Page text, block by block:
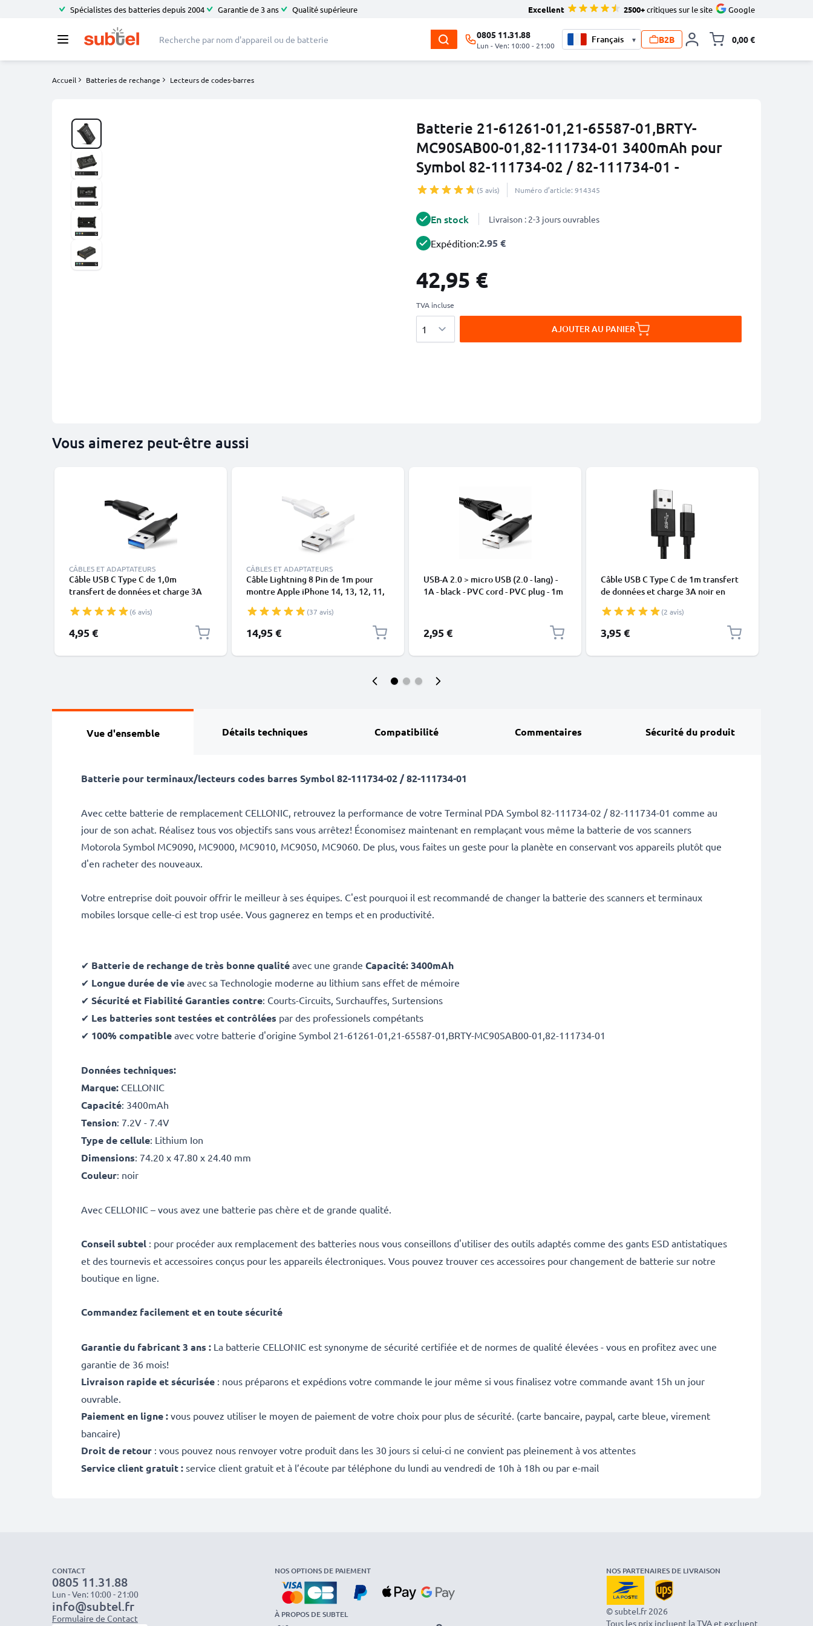
Spécialistes des batteries depuis 2004 Garantie de 3 ans Qualité supérieure Excellent 2500+critiques sur le site Google
0805 11.31.88
Lun - Ven: 10:00 - 21:00
▾ B2B 0,00 €
Accueil Batteries de rechange Lecteurs de codes-barres
Batterie 21-61261-01,21-65587-01,BRTY-
MC90SAB00-01,82-111734-01 3400mAh pour
Symbol 82-111734-02 / 82-111734-01 -
(5 avis) Numéro d’article: 914345
En stock Livraison : 2-3 jours ouvrables
Expédition:2.95 €
42,95 €
TVA incluse
AJOUTER AU PANIER
Vous aimerez peut-être aussi
CÂBLES ET ADAPTATEURS
Câble USB C Type C de 1,0m
transfert de données et charge 3A
(6 avis)
4,95 €
CÂBLES ET ADAPTATEURS
Câble Lightning 8 Pin de 1m pour
montre Apple iPhone 14, 13, 12, 11,
blanc en
(37 avis)
14,95 €
USB-A 2.0 > micro USB (2.0 - lang) -
1A - black - PVC cord - PVC plug - 1m
2,95 €
Câble USB C Type C de 1m transfert
de données et charge 3A noir en
(2 avis)
3,95 €
Vue d'ensemble Détails techniques Compatibilité Commentaires Sécurité du produit
Batterie pour terminaux/lecteurs codes barres Symbol 82-111734-02 / 82-111734-01
Avec cette batterie de remplacement CELLONIC, retrouvez la performance de votre Terminal PDA Symbol 82-111734-02 / 82-111734-01 comme au
jour de son achat. Réalisez tous vos objectifs sans vous arrêtez! Économisez maintenant en remplaçant vous même la batterie de vos scanners
Motorola Symbol MC9090, MC9000, MC9010, MC9050, MC9060. De plus, vous faites un geste pour la planète en conservant vos appareils plutôt que
d'en racheter des nouveaux.
Votre entreprise doit pouvoir offrir le meilleur à ses équipes. C'est pourquoi il est recommandé de changer la batterie des scanners et terminaux
mobiles lorsque celle-ci est trop usée. Vous gagnerez en temps et en productivité.
✔ Batterie de rechange de très bonne qualité avec une grande Capacité: 3400mAh
✔ Longue durée de vie avec sa Technologie moderne au lithium sans effet de mémoire
✔ Sécurité et Fiabilité Garanties contre: Courts-Circuits, Surchauffes, Surtensions
✔ Les batteries sont testées et contrôlées par des professionels compétants
✔ 100% compatible avec votre batterie d'origine Symbol 21-61261-01,21-65587-01,BRTY-MC90SAB00-01,82-111734-01
Données techniques:
Marque: CELLONIC
Capacité: 3400mAh
Tension: 7.2V - 7.4V
Type de cellule: Lithium Ion
Dimensions: 74.20 x 47.80 x 24.40 mm
Couleur: noir
Avec CELLONIC – vous avez une batterie pas chère et de grande qualité.
Conseil subtel : pour procéder aux remplacement des batteries nous vous conseillons d'utiliser des outils adaptés comme des gants ESD antistatiques
et des tournevis et accessoires conçus pour les appareils électroniques. Vous pouvez trouver ces accessoires pour changement de batterie sur notre
boutique en ligne.
Commandez facilement et en toute sécurité
Garantie du fabricant 3 ans : La batterie CELLONIC est synonyme de sécurité certifiée et de normes de qualité élevées - vous en profitez avec une
garantie de 36 mois!
Livraison rapide et sécurisée : nous préparons et expédions votre commande le jour même si vous finalisez votre commande avant 15h un jour
ouvrable.
Paiement en ligne : vous pouvez utiliser le moyen de paiement de votre choix pour plus de sécurité. (carte bancaire, paypal, carte bleue, virement
bancaire)
Droit de retour : vous pouvez nous renvoyer votre produit dans les 30 jours si celui-ci ne convient pas pleinement à vos attentes
Service client gratuit : service client gratuit et à l’écoute par téléphone du lundi au vendredi de 10h à 18h ou par e-mail
CONTACT
0805 11.31.88
Lun - Ven: 10:00 - 21:00
info@subtel.fr
Formulaire de Contact
NOS OPTIONS DE PAIEMENT
À PROPOS DE SUBTEL
NOS PARTENAIRES DE LIVRAISON
© subtel.fr 2026
Tous les prix incluent la TVA et excluent